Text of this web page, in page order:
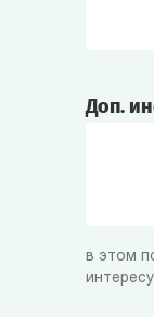
Доп.
в этом